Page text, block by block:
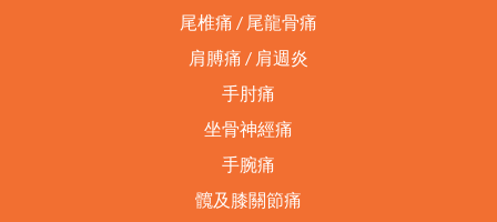
尾椎痛 / 尾龍骨痛
肩膊痛 / 肩週炎
手肘痛
坐骨神經痛
手腕痛
髖及膝關節痛